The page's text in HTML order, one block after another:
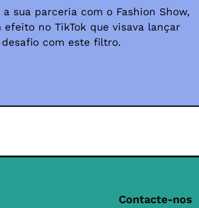
sua parceria com o Fashion Show,
efeito no TikTok que visava lançar
com este filtro.
Contacte-nos